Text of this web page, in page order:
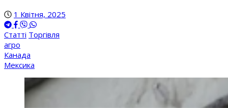
1 Квітня, 2025
Статті Торгівля
агро
Канада
Мексика